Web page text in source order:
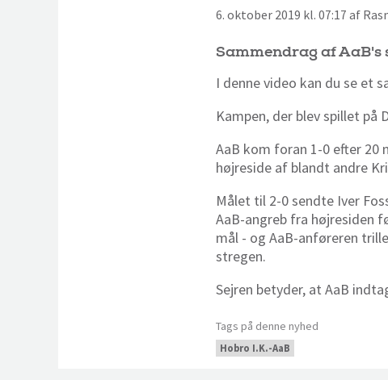
6. oktober 2019 kl. 07:17 af
Sammendrag af AaB's
I denne video kan du se et
Kampen, der blev spillet på
AaB kom foran 1-0 efter 20
højreside af blandt andre
Målet til 2-0 sendte Iver
AaB-angreb fra højresiden
mål - og AaB-anføreren
stregen.
Sejren betyder, at AaB
Tags på denne nyhed
Hobro I.K.-AaB